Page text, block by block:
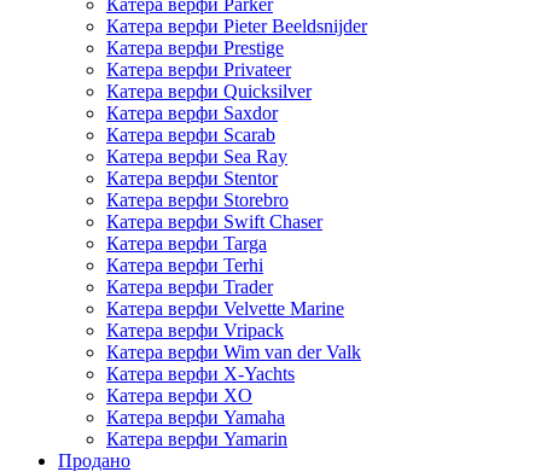
Катера верфи Pieter Beeldsnijder
Катера верфи Prestige
Катера верфи Privateer
Катера верфи Quicksilver
Катера верфи Saxdor
Катера верфи Scarab
Катера верфи Sea Ray
Катера верфи Stentor
Катера верфи Storebro
Катера верфи Swift Chaser
Катера верфи Targa
Катера верфи Terhi
Катера верфи Trader
Катера верфи Velvette Marine
Катера верфи Vripack
Катера верфи Wim van der Valk
Катера верфи X-Yachts
Катера верфи XO
Катера верфи Yamaha
Катера верфи Yamarin
Продано